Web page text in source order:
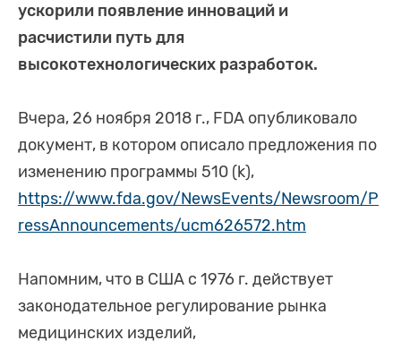
ускорили появление инноваций и
расчистили путь для
высокотехнологических разработок.
Вчера, 26 ноября 2018 г., FDA опубликовало
документ, в котором описало предложения по
изменению программы 510 (k),
https://www.fda.gov/NewsEvents/Newsroom/P
ressAnnouncements/ucm626572.htm
Напомним, что в США c 1976 г. действует
законодательное регулирование рынка
медицинских изделий,